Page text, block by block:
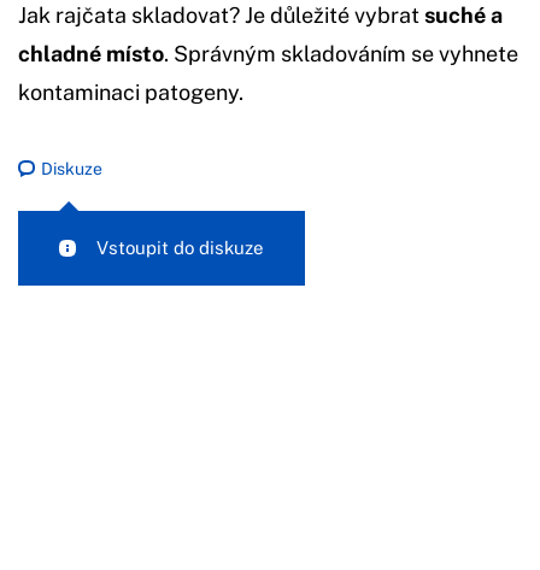
Jak rajčata skladovat? Je důležité vybratsuché a
chladné místo. Správným skladováním se vyhnete
kontaminaci patogeny.
Diskuze
Vstoupit do diskuze